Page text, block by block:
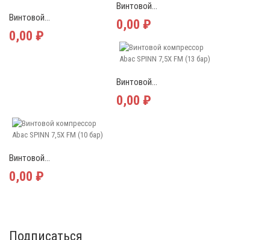
Винтовой...
0,00 ₽
Винтовой...
0,00 ₽
Винтовой...
0,00 ₽
Винтовой...
0,00 ₽
Подписаться